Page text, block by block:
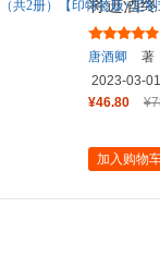
将进酒
属印签
唐酒卿
著
2023-03-01
¥46.80
加入购物